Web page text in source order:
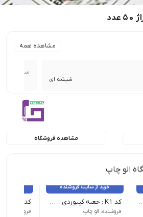
مشاهده همه
شیشه ای
سایز :
مشاهده فروشگاه
الو چاپ
کارت تبریک 2 لت 14*28 _ 100 عدد
خرید از سایت فروشنده
کد K1 : جعبه کیبوردی _ 25 عدد
فروشنده: الو چاپ فروشنده: الو